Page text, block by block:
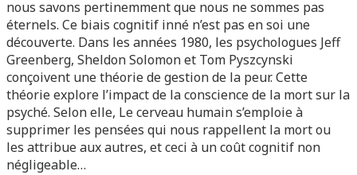
nous savons pertinemment que nous ne sommes pas
éternels. Ce biais cognitif inné n’est pas en soi une
découverte. Dans les années 1980, les psychologues Jeff
Greenberg, Sheldon Solomon et Tom Pyszcynski
conçoivent une théorie de gestion de la peur. Cette
théorie explore l’impact de la conscience de la mort sur la
psyché. Selon elle, Le cerveau humain s’emploie à
supprimer les pensées qui nous rappellent la mort ou
les attribue aux autres, et ceci à un coût cognitif non
négligeable…